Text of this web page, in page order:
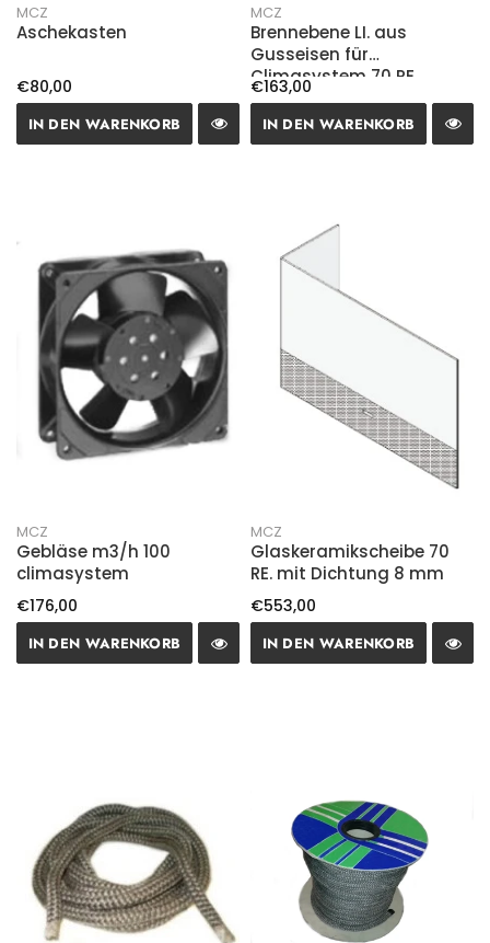
MCZ
Aschekasten
€80,00
IN DEN WARENKORB
MCZ
Brennebene LI. aus
Gusseisen für
Climasystem 70 RE.
€163,00
IN DEN WARENKORB
MCZ
Gebläse m3/h 100
climasystem
€176,00
IN DEN WARENKORB
MCZ
Glaskeramikscheibe 70
RE. mit Dichtung 8 mm
€553,00
IN DEN WARENKORB